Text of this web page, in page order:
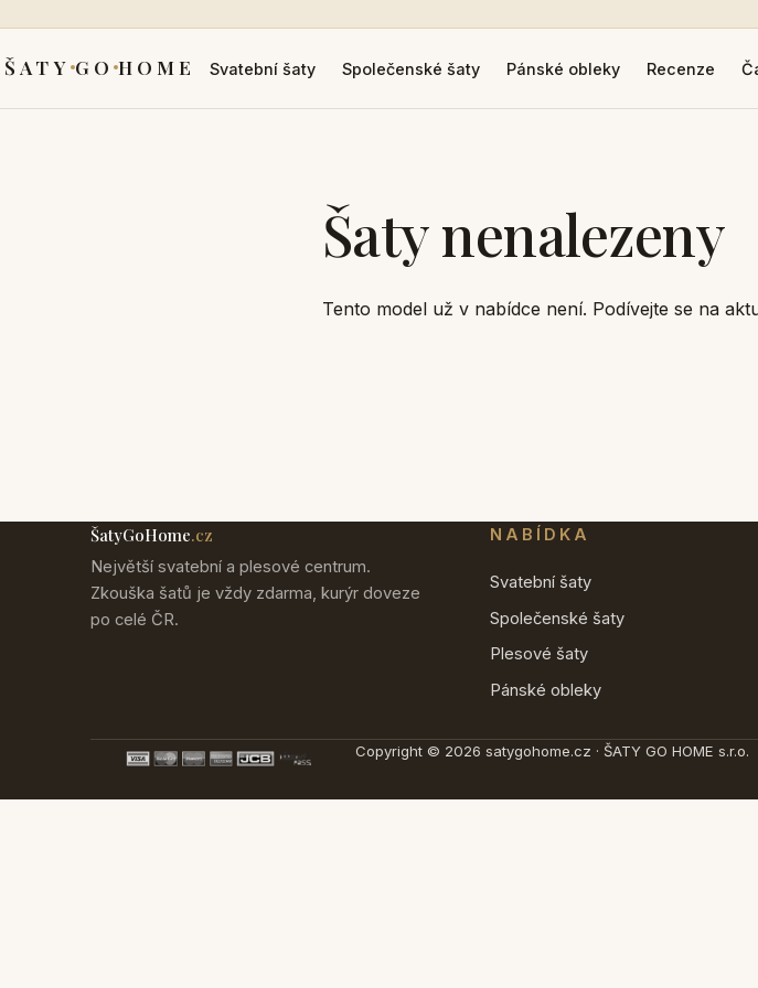
ŠATY GOHOME Svatební šaty Společenské šaty Pánské obleky Recenze
Šaty nenalezeny
Tento model už v nabídce není. Podívejte se na
ŠatyGoHome.cz
Největší svatební a plesové centrum.
Zkouška šatů je vždy zdarma, kurýr doveze
po celé ČR.
NABÍDKA
Svatební šaty
Společenské šaty
Plesové šaty
Pánské obleky
Copyright © 2026 satygohome.cz · ŠATY GO HOME s.r.o.